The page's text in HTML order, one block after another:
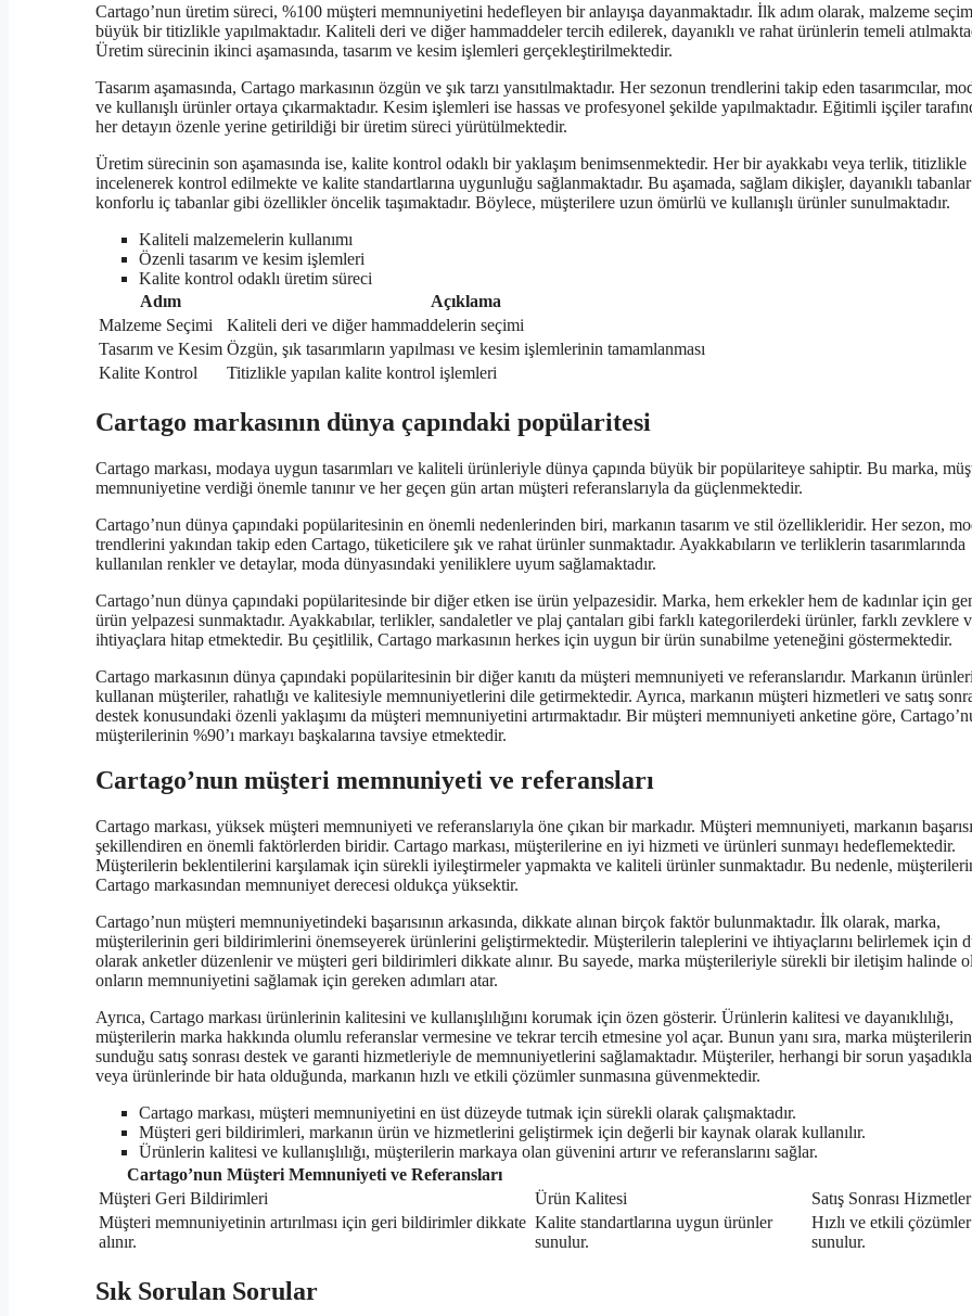
Cartago’nun üretim süreci, %100 müşteri memnuniyetini hedefleyen bir anlayışa dayanmaktadır. İlk adım olarak, malzeme
büyük bir titizlikle yapılmaktadır. Kaliteli deri ve diğer hammaddeler tercih edilerek, dayanıklı ve rahat ürünlerin temeli
Üretim sürecinin ikinci aşamasında, tasarım ve kesim işlemleri gerçekleştirilmektedir.
Tasarım aşamasında, Cartago markasının özgün ve şık tarzı yansıtılmaktadır. Her sezonun trendlerini takip eden tasarımcılar,
ve kullanışlı ürünler ortaya çıkarmaktadır. Kesim işlemleri ise hassas ve profesyonel şekilde yapılmaktadır. Eğitimli işçiler
her detayın özenle yerine getirildiği bir üretim süreci yürütülmektedir.
Üretim sürecinin son aşamasında ise, kalite kontrol odaklı bir yaklaşım benimsenmektedir. Her bir ayakkabı veya terlik, titizlikle
incelenerek kontrol edilmekte ve kalite standartlarına uygunluğu sağlanmaktadır. Bu aşamada, sağlam dikişler, dayanıklı
konforlu iç tabanlar gibi özellikler öncelik taşımaktadır. Böylece, müşterilere uzun ömürlü ve kullanışlı ürünler sunulmaktadır.
Kaliteli malzemelerin kullanımı
Özenli tasarım ve kesim işlemleri
Kalite kontrol odaklı üretim süreci
Adım
Açıklama
Malzeme Seçimi
Kaliteli deri ve diğer hammaddelerin seçimi
Tasarım ve Kesim Özgün, şık tasarımların yapılması ve kesim işlemlerinin tamamlanması
Kalite Kontrol
Titizlikle yapılan kalite kontrol işlemleri
Cartago markasının dünya çapındaki popülaritesi
Cartago markası, modaya uygun tasarımları ve kaliteli ürünleriyle dünya çapında büyük bir popülariteye sahiptir. Bu marka,
memnuniyetine verdiği önemle tanınır ve her geçen gün artan müşteri referanslarıyla da güçlenmektedir.
Cartago’nun dünya çapındaki popülaritesinin en önemli nedenlerinden biri, markanın tasarım ve stil özellikleridir. Her sezon,
trendlerini yakından takip eden Cartago, tüketicilere şık ve rahat ürünler sunmaktadır. Ayakkabıların ve terliklerin tasarımlarında
kullanılan renkler ve detaylar, moda dünyasındaki yeniliklere uyum sağlamaktadır.
Cartago’nun dünya çapındaki popülaritesinde bir diğer etken ise ürün yelpazesidir. Marka, hem erkekler hem de kadınlar için
ürün yelpazesi sunmaktadır. Ayakkabılar, terlikler, sandaletler ve plaj çantaları gibi farklı kategorilerdeki ürünler, farklı zevklere
ihtiyaçlara hitap etmektedir. Bu çeşitlilik, Cartago markasının herkes için uygun bir ürün sunabilme yeteneğini göstermektedir.
Cartago markasının dünya çapındaki popülaritesinin bir diğer kanıtı da müşteri memnuniyeti ve referanslarıdır. Markanın
kullanan müşteriler, rahatlığı ve kalitesiyle memnuniyetlerini dile getirmektedir. Ayrıca, markanın müşteri hizmetleri ve satış
destek konusundaki özenli yaklaşımı da müşteri memnuniyetini artırmaktadır. Bir müşteri memnuniyeti anketine göre,
müşterilerinin %90’ı markayı başkalarına tavsiye etmektedir.
Cartago’nun müşteri memnuniyeti ve referansları
Cartago markası, yüksek müşteri memnuniyeti ve referanslarıyla öne çıkan bir markadır. Müşteri memnuniyeti, markanın
şekillendiren en önemli faktörlerden biridir. Cartago markası, müşterilerine en iyi hizmeti ve ürünleri sunmayı hedeflemektedir.
Müşterilerin beklentilerini karşılamak için sürekli iyileştirmeler yapmakta ve kaliteli ürünler sunmaktadır. Bu nedenle,
Cartago markasından memnuniyet derecesi oldukça yüksektir.
Cartago’nun müşteri memnuniyetindeki başarısının arkasında, dikkate alınan birçok faktör bulunmaktadır. İlk olarak, marka,
müşterilerinin geri bildirimlerini önemseyerek ürünlerini geliştirmektedir. Müşterilerin taleplerini ve ihtiyaçlarını belirlemek için
olarak anketler düzenlenir ve müşteri geri bildirimleri dikkate alınır. Bu sayede, marka müşterileriyle sürekli bir iletişim halinde
onların memnuniyetini sağlamak için gereken adımları atar.
Ayrıca, Cartago markası ürünlerinin kalitesini ve kullanışlılığını korumak için özen gösterir. Ürünlerin kalitesi ve dayanıklılığı,
müşterilerin marka hakkında olumlu referanslar vermesine ve tekrar tercih etmesine yol açar. Bunun yanı sıra, marka
sunduğu satış sonrası destek ve garanti hizmetleriyle de memnuniyetlerini sağlamaktadır. Müşteriler, herhangi bir sorun
veya ürünlerinde bir hata olduğunda, markanın hızlı ve etkili çözümler sunmasına güvenmektedir.
Cartago markası, müşteri memnuniyetini en üst düzeyde tutmak için sürekli olarak çalışmaktadır.
Müşteri geri bildirimleri, markanın ürün ve hizmetlerini geliştirmek için değerli bir kaynak olarak kullanılır.
Ürünlerin kalitesi ve kullanışlılığı, müşterilerin markaya olan güvenini artırır ve referanslarını sağlar.
Cartago’nun Müşteri Memnuniyeti ve Referansları
Müşteri Geri Bildirimleri
Ürün Kalitesi
Satış Sonrası Hizmetler
Müşteri memnuniyetinin artırılması için geri bildirimler dikkate
alınır.
Kalite standartlarına uygun ürünler
sunulur.
Hızlı ve etkili çözümler
sunulur.
Sık Sorulan Sorular